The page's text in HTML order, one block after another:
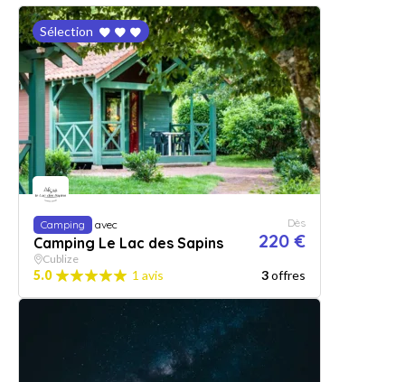
Sélection
Camping avec
Camping Le Lac des Sapins
Dès
220 €
Cublize
5.0 1 avis 3offres